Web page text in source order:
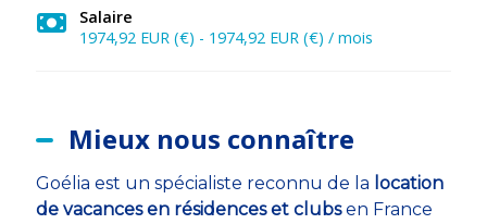
Salaire
1974,92 EUR (€) - 1974,92 EUR (€) / mois
Mieux nous connaître
Goélia est un spécialiste reconnu de la location
de vacances en résidences et clubsen France